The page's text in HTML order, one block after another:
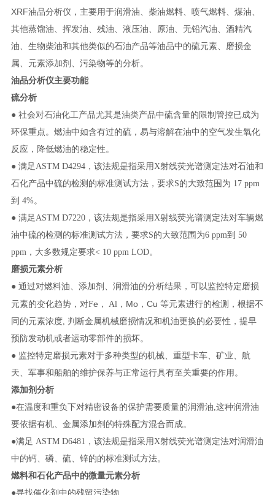
XRF油品分析仪， 主要用于润滑油、柴油燃料、喷气燃料、煤油、
其他蒸馏油、挥发油、残油、液压油、原油、无铅汽油、酒精汽
油、生物柴油和其他类似的石油产品等油品中的硫元素、磨损金
属、元素添加剂、污染物等的分析。
油品分析仪主要功能
硫分析
● 社会对石油化工产品尤其是油类产品中硫含量的限制管控已成为
环保重点。燃油中如含有过的硫，易与溶解在油中的空气发生氧化
反应，降低燃油的稳定性。
● 满足 ASTM D4294，该法规是指采用 X射线荧光谱测定法对石油和
石化产品中硫的检测的标准测试方法，要求S的大致范围为 17 ppm
到 4%。
● 满足 ASTM D7220，该法规是指采用 X射线荧光谱测定法对车辆燃
油中硫的检测的标准测试方法，要求S的大致范围为6 ppm到 50
ppm ，大多数规定要求< 10 ppm LOD。
磨损元素分析
● 通过对燃料油、添加剂、润滑油的分析结果，可以监控特定磨损
元素的变化趋势，对Fe ， Al ， Mo， Cu 等元素进行的检测，根据不
同的元素浓度, 判断金属机械磨损情况和机油更换的必要性，提早
预防发动机或者运动零部件的损坏。
● 监控特定磨损元素对于多种类型的机械、重型卡车、矿业、航
天、军事和船舶的维护保养与正常运行具有至关重要的作用。
添加剂分析
●在温度和重负下对精密设备的保护需要质量的润滑油 这种润滑油
要依据有机、金属添加剂的特殊配方混合而成。
●满足 ASTM D6481 ，该法规是指采用 X射线荧光谱测定法对润滑油
中的钙、磷、硫、锌的的标准测试方法。
燃料和石化产品中的微量元素分析
●寻找催化剂中的残留污染物